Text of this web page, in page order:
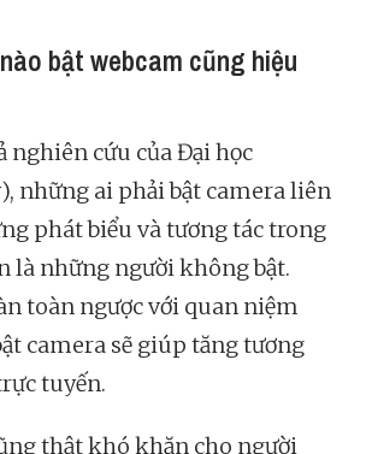
bật webcam cũng hiệu
nghiên cứu của Đại học
những ai phải bật camera liên
phát biểu và tương tác trong
là những người không bật.
toàn ngược với quan niệm
camera sẽ giúp tăng tương
tuyến.
thật khó khăn cho người